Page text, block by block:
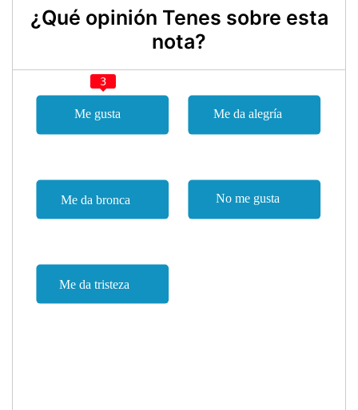
¿Qué opinión Tenes sobre esta
nota?
3